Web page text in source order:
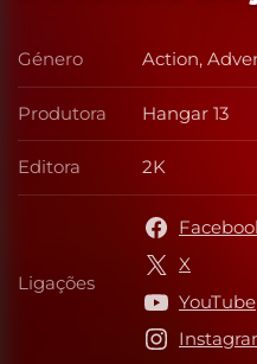
Género Género
Action,
Produtora Produtora
Hangar 13
Editora Editora
2K
Ligações Ligações
X
YouTube